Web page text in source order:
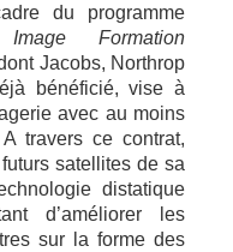
du programme
Formation
Jacobs, Northrop
bénéficié, vise à
avec au moins
travers ce contrat,
satellites de sa
distatique
d’améliorer les
sur la forme des